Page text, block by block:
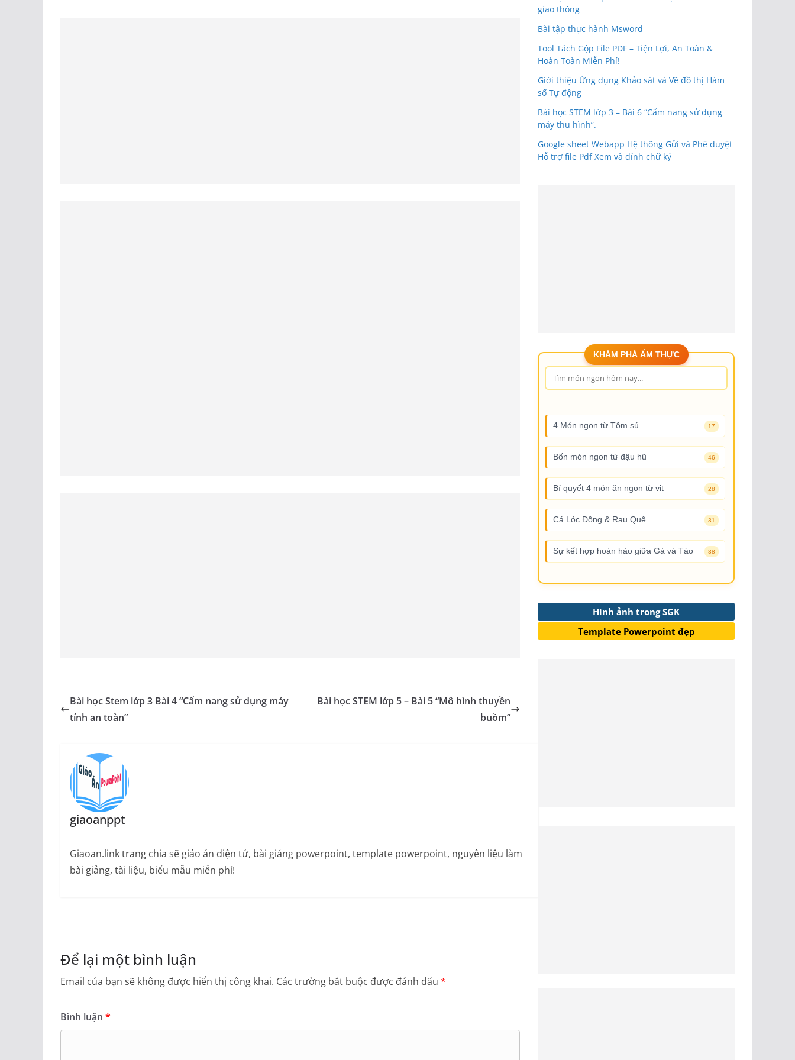
Bài học Stem lớp 3 Bài 4 “Cẩm nang sử dụng máy
tính an toàn”
Bài học STEM lớp 5 – Bài 5 “Mô hình thuyền
buồm”
giaoanppt
Giaoan.link trang chia sẽ giáo án điện tử, bài giảng powerpoint, template powerpoint, nguyên liệu làm
bài giảng, tài liệu, biểu mẫu miễn phí!
Để lại một bình luận
Email của bạn sẽ không được hiển thị công khai. Các trường bắt buộc được đánh dấu *
Bình luận *
giao thông
Bài tập thực hành Msword
Tool Tách Gộp File PDF – Tiện Lợi, An Toàn &
Hoàn Toàn Miễn Phí!
Giới thiệu Ứng dụng Khảo sát và Vẽ đồ thị Hàm
số Tự động
Bài học STEM lớp 3 – Bài 6 “Cẩm nang sử dụng
máy thu hình”.
Google sheet Webapp Hệ thống Gửi và Phê duyệt
Hỗ trợ file Pdf Xem và đính chữ ký
KHÁM PHÁ ẨM THỰC
4 Món ngon từ Tôm sú 17
Bốn món ngon từ đậu hũ 46
Bí quyết 4 món ăn ngon từ vịt 28
Cá Lóc Đồng & Rau Quê 31
Sự kết hợp hoàn hảo giữa Gà và Táo 38
Hình ảnh trong SGK
Template Powerpoint đẹp